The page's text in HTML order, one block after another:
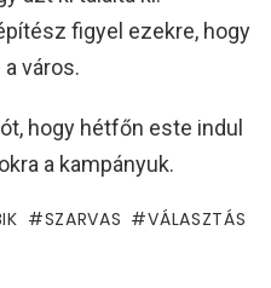
figyel ezekre, hogy
város.
hogy hétfőn este indul
a kampányuk.
SZARVAS VÁLASZTÁS